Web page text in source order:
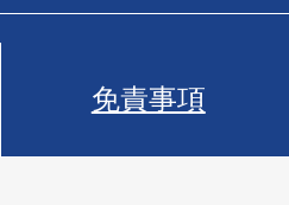
免責事項